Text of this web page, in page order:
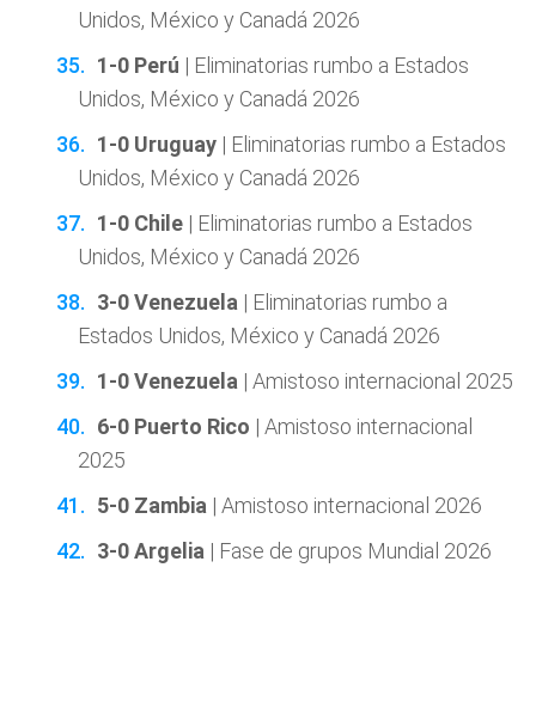
Unidos, México y Canadá 2026
1-0 Perú | Eliminatorias rumbo a Estados
Unidos, México y Canadá 2026
1-0 Uruguay | Eliminatorias rumbo a Estados
Unidos, México y Canadá 2026
1-0 Chile | Eliminatorias rumbo a Estados
Unidos, México y Canadá 2026
3-0 Venezuela | Eliminatorias rumbo a
Estados Unidos, México y Canadá 2026
1-0 Venezuela | Amistoso internacional 2025
6-0 Puerto Rico | Amistoso internacional
2025
5-0 Zambia | Amistoso internacional 2026
3-0 Argelia | Fase de grupos Mundial 2026